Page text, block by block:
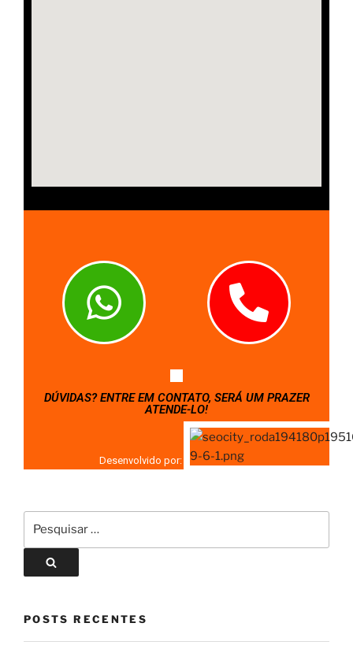
DÚVIDAS? ENTRE EM CONTATO, SERÁ UM PRAZER
ATENDE-LO!
Desenvolvido por:
POSTS RECENTES